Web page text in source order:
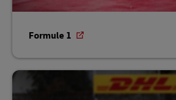
Formule 1